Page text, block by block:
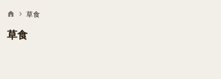
草食
草食